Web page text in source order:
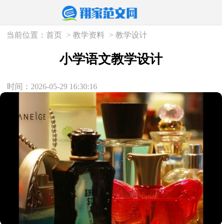
当前位置：首页 >教学资料 >教学设计
小学语文教学设计
时间：2026-05-29 16:30:16